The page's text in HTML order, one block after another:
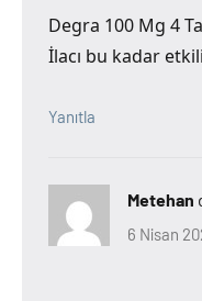
Degra 100 Mg 4
İlacı bu kadar
Yanıtla
Metehan
6 Nisan